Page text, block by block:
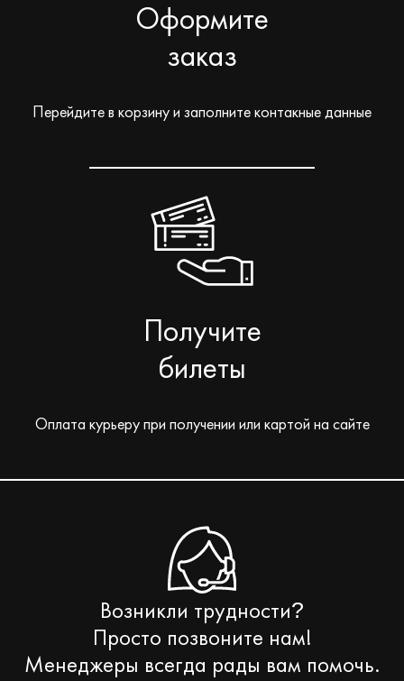
Оформите
заказ
Перейдите в корзину и заполните контакные данные
Получите
билеты
Оплата курьеру при получении или картой на сайте
Возникли трудности?
Просто позвоните нам!
Менеджеры всегда рады вам помочь.